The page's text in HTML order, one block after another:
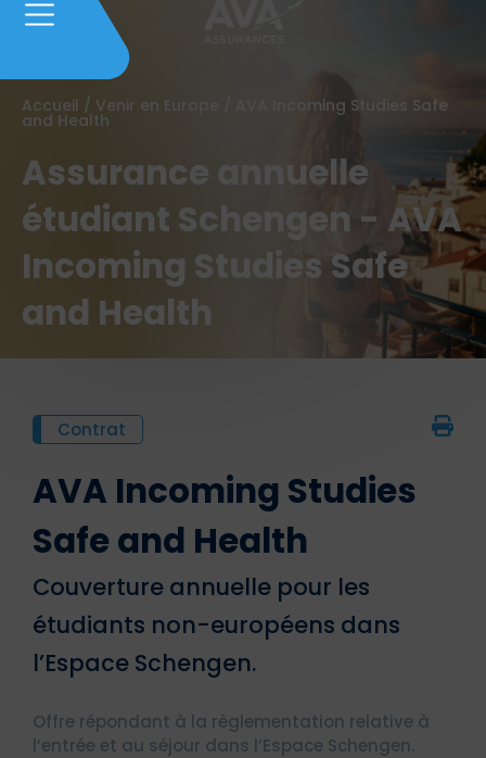
Accueil / Venir en Europe AVA Incoming Studies Safe
and Health
Assurance annuelle
étudiant Schengen - AVA
Incoming Studies Safe
and Health
Contrat
AVA Incoming Studies
Safe and Health
Couverture annuelle pour les
étudiants non-européens dans
l’Espace Schengen.
Offre répondant à la règlementation relative à
l’entrée et au séjour dans l’Espace Schengen.